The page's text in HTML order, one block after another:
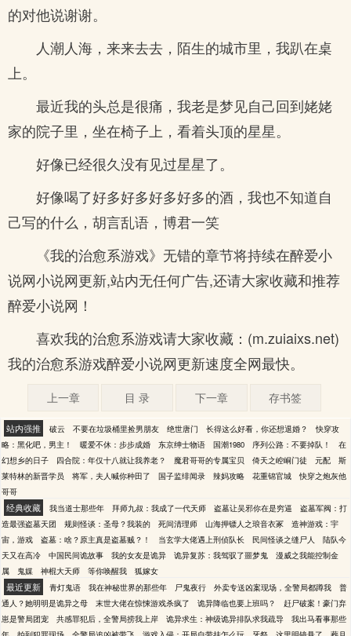
的对他说谢谢。
人潮人海，来来去去，陌生的城市里，我趴在桌
上。
最近我的头总是很痛，我老是梦见自己回到姥姥
家的院子里，坐在椅子上，看着头顶的星星。
好像已经很久没有见过星星了。
好像喝了好多好多好多好多的酒，我也不知道自
己写的什么，胡言乱语，博君一笑
《我的治愈系游戏》无错的章节将持续在醉爱小
说网小说网更新,站内无任何广告,还请大家收藏和推荐
醉爱小说网！
喜欢我的治愈系游戏请大家收藏：(m.zuiaixs.net)
我的治愈系游戏醉爱小说网更新速度全网最快。
上一章 目 录 下一章 存书签
站内强推 破云 不要在垃圾桶里捡男朋友 绝世唐门 长得这么好看，你还想退婚？
快穿攻
略：黑化吧，男主！
暖爱不休：步步成婚 东京绅士物语 国潮1980 序列公路：不要掉队！
在
幻想乡的日子
四合院：年仅十八就让我养老？ 魔君哥哥的专属宝贝 倚天之崆峒门徒 元配
斯
莱特林的新晋学员
将军，夫人喊你种田了 国子监绯闻录 辣妈攻略 花重锦官城
快穿之炮灰他
哥哥
经典收藏 我当道士那些年 拜师九叔：我成了一代天师 盗墓让吴邪你在是穷逼
盗墓军阀：打
造最强盗墓天团
规则怪谈：圣母？我装的 死间清理师 山海押镖人之琅音衣冢
造神游戏：宇
宙，游戏
盗墓：啥？原主真是盗墓贼？！ 当玄学大佬遇上刑侦队长 民间怪谈之缝尸人
陆队今
天又在高冷
中国民间诡故事 我的女友是诡异 诡异复苏：我驾驭了噩梦鬼
漫威之我能控制金
属
鬼媒 神棍大天师 等你唤醒我 狐嫁女
最近更新 青灯鬼语 我在神秘世界的那些年 尸鬼夜行 外卖专送凶案现场，全警局都蹲我
普
通人？她明明是诡异之母
末世大佬在惊悚游戏杀疯了 诡异降临也要上班吗？
赶尸破案！豪门弃
崽是警局团宠
共感罪犯后，全警局捞我上岸 诡异求生：神级诡异排队求我疏导
我出马看事那些